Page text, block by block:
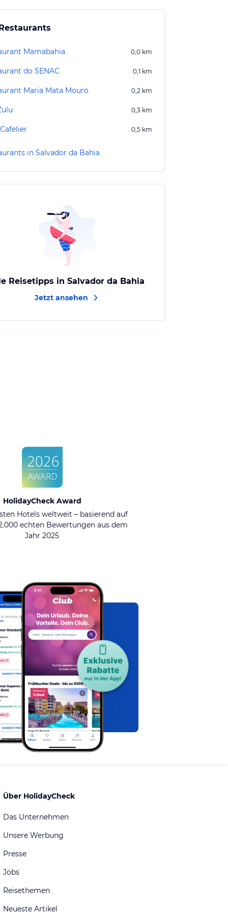
Mamabahia 0,0 km
do SENAC 0,1 km
Maria Mata Mouro 0,2 km
0,3 km
0,5 km
in Salvador da Bahia
Reisetipps in Salvador da Bahia
Jetzt ansehen
HolidayCheck Award
Hotels weltweit – basierend auf
echten Bewertungen aus dem
Jahr 2025
Über HolidayCheck
Das Unternehmen
Unsere Werbung
Presse
Jobs
Reisethemen
Neueste Artikel